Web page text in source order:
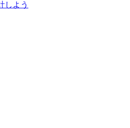
しよう